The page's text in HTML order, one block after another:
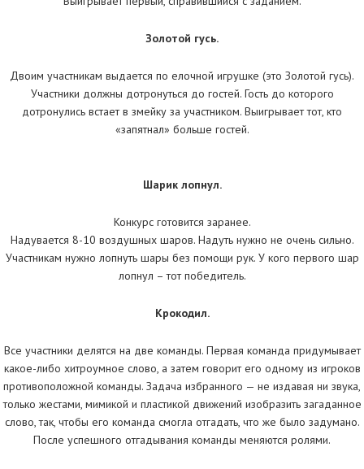
Золотой гусь.
Двоим участникам выдается по елочной игрушке (это Золотой гусь).
Участники должны дотронуться до гостей. Гость до которого
дотронулись встает в змейку за участником. Выигрывает тот, кто
«запятнал» больше гостей.
Шарик лопнул.
Конкурс готовится заранее.
Надувается 8-10 воздушных шаров. Надуть нужно не очень сильно.
Участникам нужно лопнуть шары без помощи рук. У кого первого шар
лопнул – тот победитель.
Крокодил.
Все участники делятся на две команды. Первая команда придумывает
какое-либо хитроумное слово, а затем говорит его одному из игроков
противоположной команды. Задача избранного — не издавая ни звука,
только жестами, мимикой и пластикой движений изобразить загаданное
слово, так, чтобы его команда смогла отгадать, что же было задумано.
После успешного отгадывания команды меняются ролями.